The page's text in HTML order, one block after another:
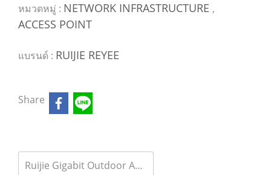
หมวดหมู่ : NETWORK INFRASTRUCTURE ,
ACCESS POINT
แบรนด์ : RUIJIE REYEE
Share
Ruijie Gigabit Outdoor Access Point - RG-EAP602